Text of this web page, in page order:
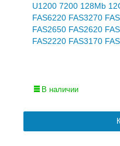
U1200 7200 128Mb
FAS6220 FAS3270
FAS2650 FAS2620
FAS2220 FAS3170
В наличии